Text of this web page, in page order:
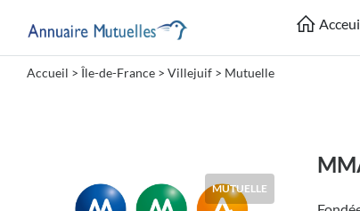
Accueil > Île-de-France > Villejuif > Mutuelle
MUTUELLE